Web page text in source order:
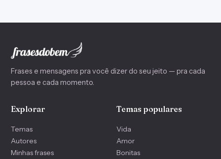
Frases e mensagens pra você dizer do seu jeito — pra cada
pessoa e cada momento.
Explorar
Temas
Autores
Minhas frases
Temas populares
Vida
Amor
Bonitas